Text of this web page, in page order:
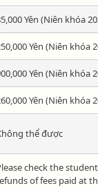
Yên (Niên khóa
Yên (Niên khóa
Yên (Niên khóa
Yên (Niên khóa
thể được
check the
of fees paid at